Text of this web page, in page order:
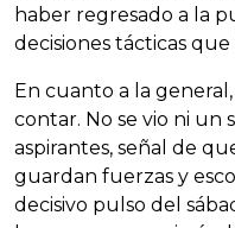
haber regresado a la
decisiones tácticas
En cuanto a la
contar. No se vio ni un
aspirantes, señal de
guardan fuerzas y
decisivo pulso del